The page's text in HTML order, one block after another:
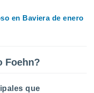
en Baviera de enero
Foehn?
que